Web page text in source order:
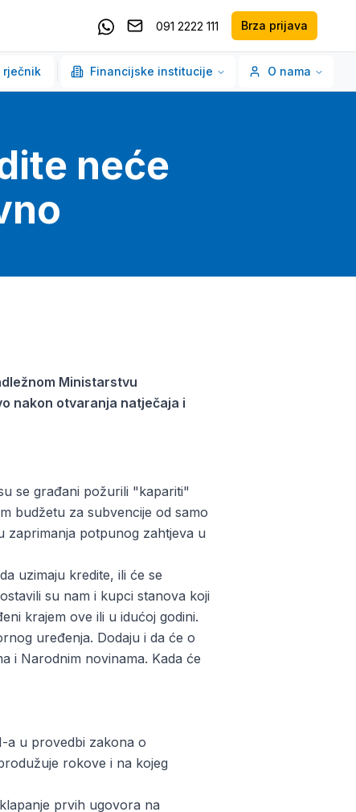
Kontaktirajte nas putem Whatsappa
091 2222 111 Brza prijava
rječnik Financijske institucije O nama
neće
Ministarstvu
nakon otvaranja natječaja i
se građani požurili "kapariti"
budžetu za subvencije od samo
zaprimanja potpunog zahtjeva u
uzimaju kredite, ili će se
su nam i kupci stanova koji
krajem ove ili u idućoj godini.
uređenja. Dodaju i da će o
i Narodnim novinama. Kada će
a u provedbi zakona o
rokove i na kojeg
prvih ugovora na